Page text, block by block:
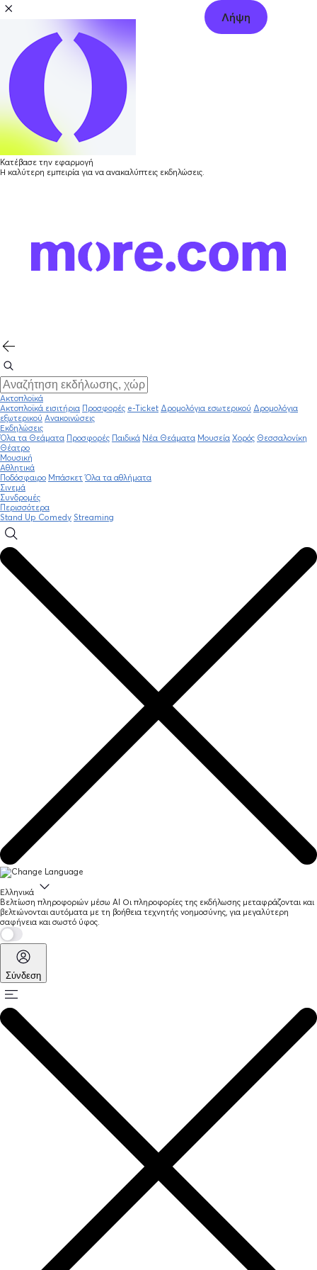
Κατέβασε την εφαρμογή
Η καλύτερη εμπειρία για να ανακαλύπτεις εκδηλώσεις.
Λήψη
Ακτοπλοϊκά
Ακτοπλοϊκά εισιτήρια Προσφορές e-Ticket Δρομολόγια εσωτερικού Δρομολόγια
εξωτερικού Ανακοινώσεις
Εκδηλώσεις
Όλα τα Θεάματα Προσφορές Παιδικά Νέα Θεάματα Μουσεία Χορός Θεσσαλονίκη
Θέατρο
Μουσική
Αθλητικά
Ποδόσφαιρο Μπάσκετ Όλα τα αθλήματα
Σινεμά
Συνδρομές
Περισσότερα
Stand Up Comedy Streaming
Ελληνικά
Βελτίωση πληροφοριών μέσω AI Οι πληροφορίες της εκδήλωσης μεταφράζονται και
βελτιώνονται αυτόματα με τη βοήθεια τεχνητής νοημοσύνης, για μεγαλύτερη
σαφήνεια και σωστό ύφος.
Σύνδεση